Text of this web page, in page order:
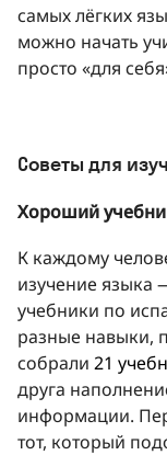
самых лёгких
можно начать
просто «для
Советы для
Хороший
К каждому
изучение языка
учебники по
разные навыки,
собрали 21
друга
информации.
тот, который